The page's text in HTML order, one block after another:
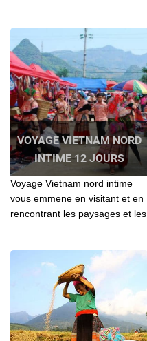
VOYAGE VIETNAM NORD
INTIME 12 JOURS
Voyage Vietnam nord intime
vous emmene en visitant et en
rencontrant les paysages et les